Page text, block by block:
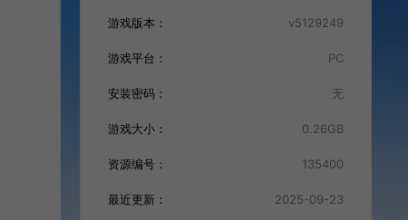
游戏版本： v5129249
游戏平台： PC
安装密码： 无
游戏大小： 0.26GB
资源编号： 135400
最近更新： 2025-09-23